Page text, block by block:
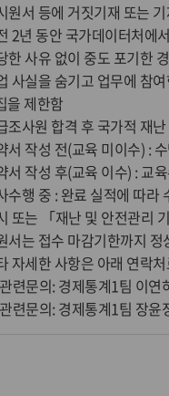
서 등에 거짓기재 또는
2년 동안 국가데이터처에
사유 없이 중도 포기한
사실을 숨기고 업무에 참
을 제한함
사원 합격 후 국가적 재
작성 전(교육 미이수) :
작성 후(교육 이수) : 교
행 중 : 완료 실적에 따라
또는 「재난 및 안전관리
는 접수 마감기한까지 정
자세한 사항은 아래 연락
련문의: 경제통계1팀 이
련문의: 경제통계1팀 장